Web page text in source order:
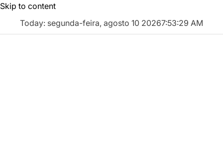
Skip to content
Today: segunda-feira, agosto 10 20267:53:30 AM